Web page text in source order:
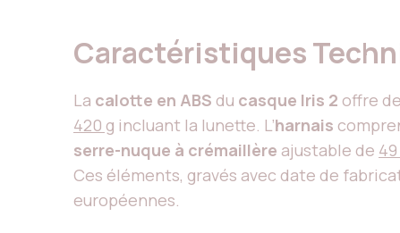
Caractéristiques
La calotte en ABS du casque Iris 2 offre
420 g incluant la lunette. L’harnais
serre-nuque à crémaillère ajustable de
Ces éléments, gravés avec date de
européennes.